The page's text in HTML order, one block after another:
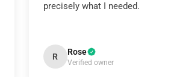
precisely what I needed.
R Rose
Verified owner